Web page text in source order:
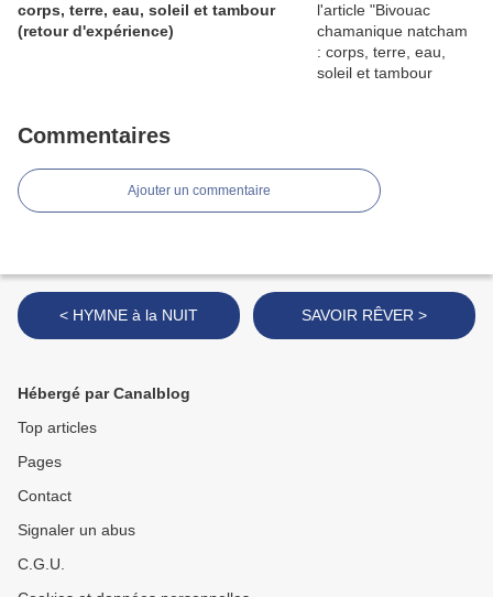
corps, terre, eau, soleil et tambour
(retour d'expérience)
Commentaires
Ajouter un commentaire
< HYMNE à la NUIT SAVOIR RÊVER >
Hébergé par Canalblog
Top articles
Pages
Contact
Signaler un abus
C.G.U.